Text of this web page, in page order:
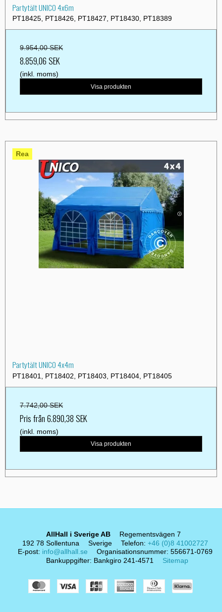
Partytält UNICO 4x6m
PT18425, PT18426, PT18427, PT18430, PT18389
9.954,00 SEK
8.859,06 SEK
(inkl. moms)
Visa produkten
Rea
Partytält UNICO 4x4m
PT18401, PT18402, PT18403, PT18404, PT18405
7.742,00 SEK
Pris från6.890,38 SEK
(inkl. moms)
Visa produkten
AllHall i Sverige AB
Regementsvägen 7
192 78 Sollentuna
Sverige Telefon: +46 (0)8 41002727
E-post: info@allhall.se Organisationsnummer: 556671-0769
Bankuppgifter: Bankgiro 241-4571 Sitemap